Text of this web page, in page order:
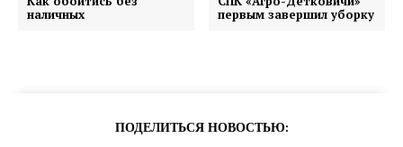
наличных
первым завершил уборку
ПОДЕЛИТЬСЯ НОВОСТЬЮ: